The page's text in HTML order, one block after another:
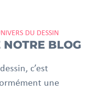
DU DESSIN
NOTRE BLOG
c’est
une